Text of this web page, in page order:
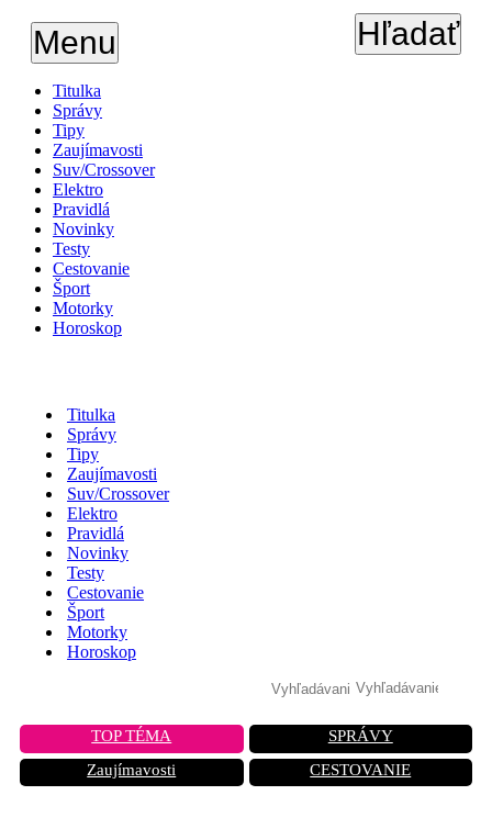
Menu Hľadať
Titulka
Správy
Tipy
Zaujímavosti
Suv/Crossover
Elektro
Pravidlá
Novinky
Testy
Cestovanie
Šport
Motorky
Horoskop
Titulka
Správy
Tipy
Zaujímavosti
Suv/Crossover
Elektro
Pravidlá
Novinky
Testy
Cestovanie
Šport
Motorky
Horoskop
TOP TÉMA
SPRÁVY
Zaujímavosti
CESTOVANIE